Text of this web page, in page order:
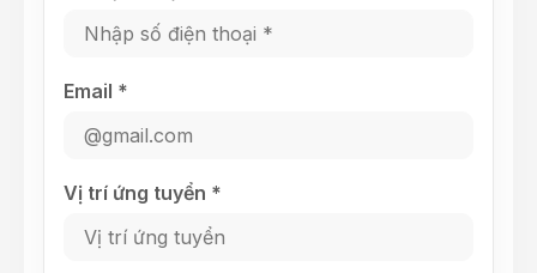
Email *
Vị trí ứng tuyển *